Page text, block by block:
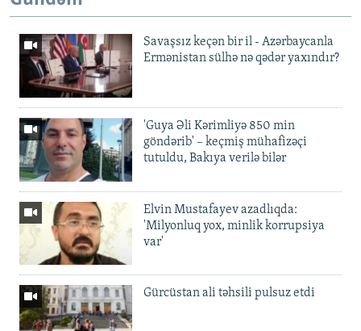
Savaşsız keçən bir il - Azərbaycanla
Ermənistan sülhə nə qədər yaxındır?
'Guya Əli Kərimliyə 850 min
göndərib' – keçmiş mühafizəçi
tutuldu, Bakıya verilə bilər
Elvin Mustafayev azadlıqda:
'Milyonluq yox, minlik korrupsiya
var'
Gürcüstan ali təhsili pulsuz etdi